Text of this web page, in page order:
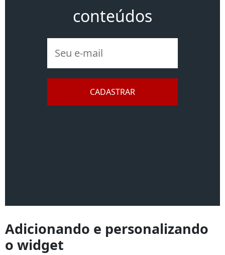
conteúdos
E
m
a
CADASTRAR
Adicionando e personalizando
o widget